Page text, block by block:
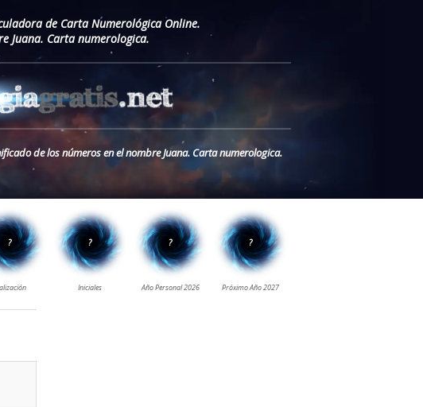
de Carta Numerológica Online.
Juana. Carta numerologica.
de los números en el nombre Juana. Carta numerologica.